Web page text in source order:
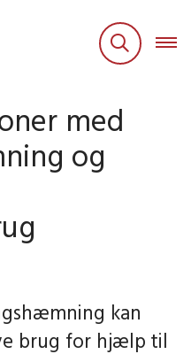
med
og
kan
brug for hjælp til